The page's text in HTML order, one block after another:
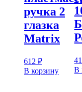
ручка 2
глазка
Matrix
612 ₽
В корзину
В